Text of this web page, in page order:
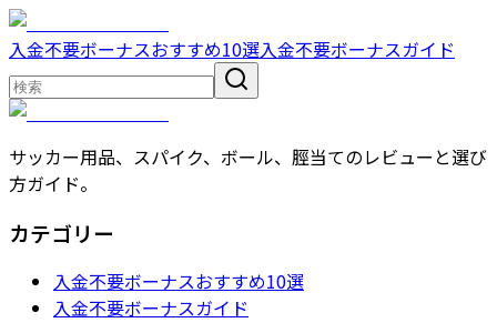
入金不要ボーナスおすすめ10選入金不要ボーナスガイド
サッカー用品、スパイク、ボール、脛当てのレビューと選び
方ガイド。
カテゴリー
入金不要ボーナスおすすめ10選
入金不要ボーナスガイド